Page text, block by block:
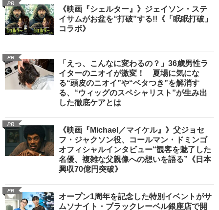
PR
《映画『シェルター』》ジェイソン・ステ
イサムがお盆を“打破”する!!《「眠眠打破」
コラボ》
PR
「えっ、こんなに変わるの？」36歳男性ラ
イターのニオイが激変！ 夏場に気にな
る“頭皮のニオイ”や“ベタつき”を解消す
る、“ウィッグのスペシャリスト”が生み出
した徹底ケアとは
PR
《映画『Michael／マイケル』》父ジョセ
フ・ジャクソン役、コールマン・ドミンゴ
オフィシャルインタビュー“観客を魅了した
名優、複雑な父親像への想いを語る”《日本
興収70億円突破》
PR
オープン1周年を記念した特別イベントがサ
ムソナイト・ブラックレーベル銀座店で開